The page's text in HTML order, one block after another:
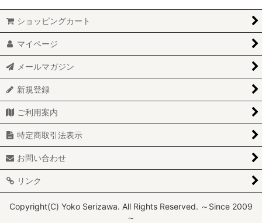
ショッピングカート
マイページ
メールマガジン
新規登録
ご利用案内
特定商取引法表示
お問い合わせ
リンク
Copyright(C) Yoko Serizawa. All Rights Reserved. ～Since 2009
～